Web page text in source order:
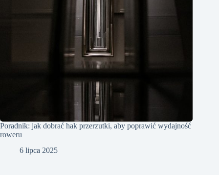
Poradnik: jak dobrać hak przerzutki, aby poprawić wydajność
roweru
6 lipca 2025